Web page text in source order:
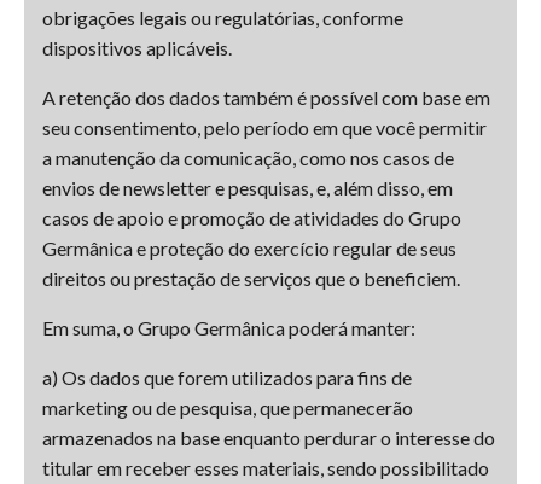
obrigações legais ou regulatórias, conforme
dispositivos aplicáveis.
A retenção dos dados também é possível com base em
seu consentimento, pelo período em que você permitir
a manutenção da comunicação, como nos casos de
envios de newsletter e pesquisas, e, além disso, em
casos de apoio e promoção de atividades do Grupo
Germânica e proteção do exercício regular de seus
direitos ou prestação de serviços que o beneficiem.
Em suma, o Grupo Germânica poderá manter:
a) Os dados que forem utilizados para fins de
marketing ou de pesquisa, que permanecerão
armazenados na base enquanto perdurar o interesse do
titular em receber esses materiais, sendo possibilitado